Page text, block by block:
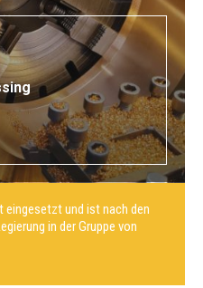
eingesetzt und ist nach den
in der Gruppe von